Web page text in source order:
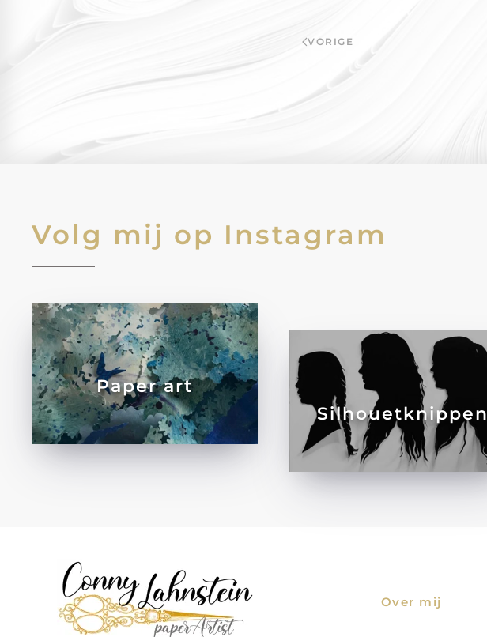
VORIGE
Volg mij op Instagram
Paper art
Silhouetknippen
Over mij